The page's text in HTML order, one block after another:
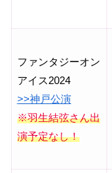
ファンタジーオン
アイス2024
>>神戸公演
※羽生結弦さん出
演予定なし！